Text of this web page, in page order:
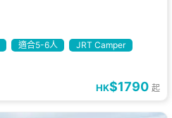
適合5-6人
JRT Camper
HK$1790 起